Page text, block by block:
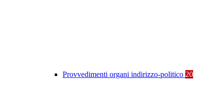
Provvedimenti organi indirizzo-politico 20